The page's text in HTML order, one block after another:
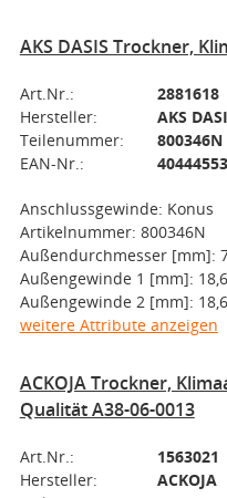
AKS DASIS Trockner,
Art.Nr.:
2881618
Hersteller:
AKS
Teilenummer:
800346N
EAN-Nr.:
Anschlussgewinde: Konus
Artikelnummer: 800346N
Außendurchmesser [mm]:
Außengewinde 1 [mm]: 18,6
Außengewinde 2 [mm]: 18,6
weitere Attribute anzeigen
ACKOJA Trockner,
Qualität A38-06-0013
Art.Nr.:
1563021
Hersteller:
ACKOJA